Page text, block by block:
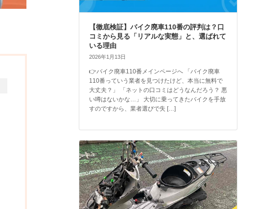
【徹底検証】バイク廃車110番の評判は？口
コミから見る「リアルな実態」と、選ばれて
いる理由
2026年1月13日
👉バイク廃車110番メインページへ 「バイク廃車
110番っていう業者を見つけたけど、本当に無料で
大丈夫？」 「ネットの口コミはどうなんだろう？ 悪
い噂はないかな…」 大切に乗ってきたバイクを手放
すのですから、業者選びで失 […]